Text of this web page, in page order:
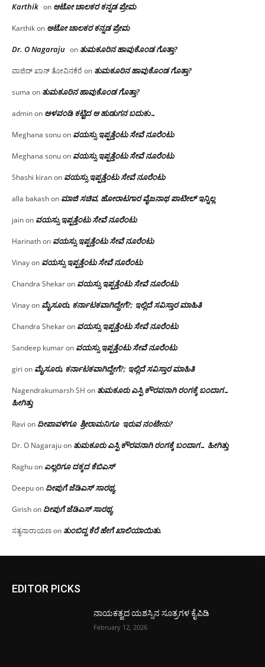
Karthik on ಆಟೋ ಚಾಲಕರ ಕನ್ನಡ ಪ್ರೇಮ
Karthikon ಆಟೋ ಚಾಲಕರ ಕನ್ನಡ ಪ್ರೇಮ
Dr. O Nagaraju on ತುಮಕೂರಿನ ಹಾವುಕೊಂಡ ಗೊತ್ತಾ?
ವಾಜಿದ್ ಖಾನ್ ತೋವಿನಕೆರೆ on ತುಮಕೂರಿನ ಹಾವುಕೊಂಡ ಗೊತ್ತಾ?
suma on ತುಮಕೂರಿನ ಹಾವುಕೊಂಡ ಗೊತ್ತಾ?
adminon ಅಳವಂಡಿ ಕಟ್ಟಿದ ಆ ಹುಡುಗನ ಬದುಕು…
Meghana sonuon ವಯಸ್ಸು ಇಪ್ಪತ್ತೆಂಟು ಸೇವೆ ನೂರೆಂಟು
Meghana sonuon ವಯಸ್ಸು ಇಪ್ಪತ್ತೆಂಟು ಸೇವೆ ನೂರೆಂಟು
Shashi kiranon ವಯಸ್ಸು ಇಪ್ಪತ್ತೆಂಟು ಸೇವೆ ನೂರೆಂಟು
alla bakashon ಮಾಜಿ ಸಚಿವ, ಹೋರಾಟಗಾರ ವೈಜನಾಥ ಪಾಟೀಲ್ ಇನ್ನಿಲ್ಲ
jainon ವಯಸ್ಸು ಇಪ್ಪತ್ತೆಂಟು ಸೇವೆ ನೂರೆಂಟು
Harinathon ವಯಸ್ಸು ಇಪ್ಪತ್ತೆಂಟು ಸೇವೆ ನೂರೆಂಟು
Vinayon ವಯಸ್ಸು ಇಪ್ಪತ್ತೆಂಟು ಸೇವೆ ನೂರೆಂಟು
Chandra Shekaron ವಯಸ್ಸು ಇಪ್ಪತ್ತೆಂಟು ಸೇವೆ ನೂರೆಂಟು
Vinayon ಮೈಸೂರು, ಕರ್ನಾಟಕವಾಗಿದ್ದೇಗೆ?; ಇಲ್ಲಿದೆ ಸವಿಸ್ತಾರ ಮಾಹಿತಿ
Chandra Shekaron ವಯಸ್ಸು ಇಪ್ಪತ್ತೆಂಟು ಸೇವೆ ನೂರೆಂಟು
Sandeep kumaron ವಯಸ್ಸು ಇಪ್ಪತ್ತೆಂಟು ಸೇವೆ ನೂರೆಂಟು
giri on ಮೈಸೂರು, ಕರ್ನಾಟಕವಾಗಿದ್ದೇಗೆ?; ಇಲ್ಲಿದೆ ಸವಿಸ್ತಾರ ಮಾಹಿತಿ
Nagendrakumarsh SH on ತುಮಕೂರು ಎಸ್ಪಿ ಕೌರವನಾಗಿ ರಂಗಕ್ಕೆ ಬಂದಾಗ…
ಹೀಗಿತ್ತು
Ravi on ದೀಪಾವಳಿಗೂ ಶ್ರೀರಾಮನಿಗೂ ಇರುವ ನಂಟೇನು?
Dr. O Nagarajuon ತುಮಕೂರು ಎಸ್ಪಿ ಕೌರವನಾಗಿ ರಂಗಕ್ಕೆ ಬಂದಾಗ… ಹೀಗಿತ್ತು
Raghuon ಎಲ್ಲರಿಗೂ ದಕ್ಕದ ಕೆಬಿಎಸ್
Deepuon ದೀಪುಗೆ ಜೆಡಿಎಸ್ ಸಾರಥ್ಯ
Girishon ದೀಪುಗೆ ಜೆಡಿಎಸ್ ಸಾರಥ್ಯ
ಸತ್ಯನಾರಾಯಣon ತುಂಬಿದ್ದ ಕೆರೆ ಹೇಗೆ ಖಾಲಿಯಾಯಿತು.
EDITOR PICKS
ನಾಯಕತ್ವದ ಯಶಸ್ಸಿನ ಸೂತ್ರಗಳ ಕೈಪಿಡಿ
February 12, 2026